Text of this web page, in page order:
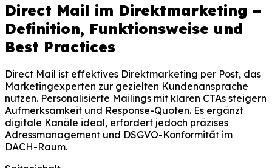
Direct Mail im Direktmarketing –
Definition, Funktionsweise und
Best Practices
Direct Mail ist effektives Direktmarketing per Post, das
Marketingexperten zur gezielten Kundenansprache
nutzen. Personalisierte Mailings mit klaren CTAs steigern
Aufmerksamkeit und Response-Quoten. Es ergänzt
digitale Kanäle ideal, erfordert jedoch präzises
Adressmanagement und DSGVO-Konformität im
DACH-Raum.